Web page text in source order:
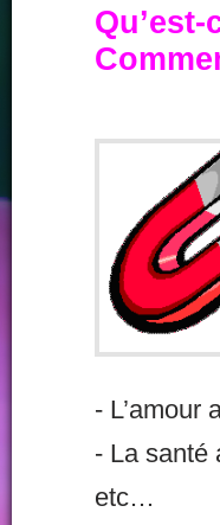
- L’amour
- La santé
etc…